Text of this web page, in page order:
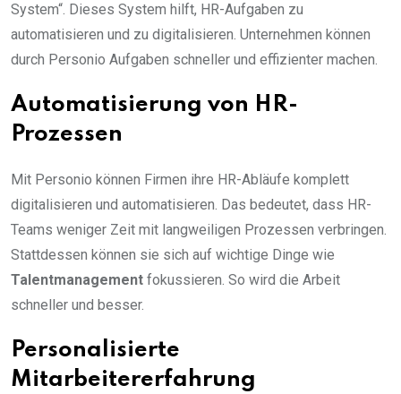
System“. Dieses System hilft, HR-Aufgaben zu
automatisieren und zu digitalisieren. Unternehmen können
durch Personio Aufgaben schneller und effizienter machen.
Automatisierung von HR-
Prozessen
Mit Personio können Firmen ihre HR-Abläufe komplett
digitalisieren und automatisieren. Das bedeutet, dass HR-
Teams weniger Zeit mit langweiligen Prozessen verbringen.
Stattdessen können sie sich auf wichtige Dinge wie
Talentmanagement fokussieren. So wird die Arbeit
schneller und besser.
Personalisierte
Mitarbeitererfahrung